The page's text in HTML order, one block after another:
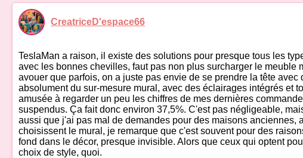
CreatriceD'espace66
TeslaMan a raison, il existe des solutions pour presque tous les
avec les bonnes chevilles, faut pas non plus surcharger le
avouer que parfois, on a juste pas envie de se prendre la tête
absolument du sur-mesure mural, avec des éclairages intégrés et
amusée à regarder un peu les chiffres de mes dernières
suspendus. Ça fait donc environ 37,5%. C'est pas négligeable,
aussi que j'ai pas mal de demandes pour des maisons
choisissent le mural, je remarque que c'est souvent pour des
fond dans le décor, presque invisible. Alors que ceux qui optent
choix de style, quoi.